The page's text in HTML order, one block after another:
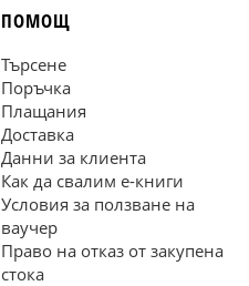
ПОМОЩ
Търсене
Поръчка
Плащания
Доставка
Данни за клиента
Как да свалим е-книги
Условия за ползване на
ваучер
Право на отказ от закупена
стока